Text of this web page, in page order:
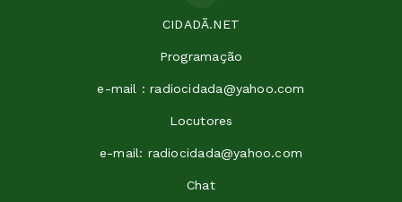
CIDADÃ.NET
Programação
e-mail : radiocidada@yahoo.com
Locutores
e-mail: radiocidada@yahoo.com
Chat